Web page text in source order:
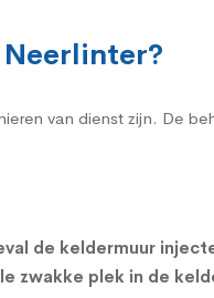
van dienst zijn. De
de keldermuur
zwakke plek in de